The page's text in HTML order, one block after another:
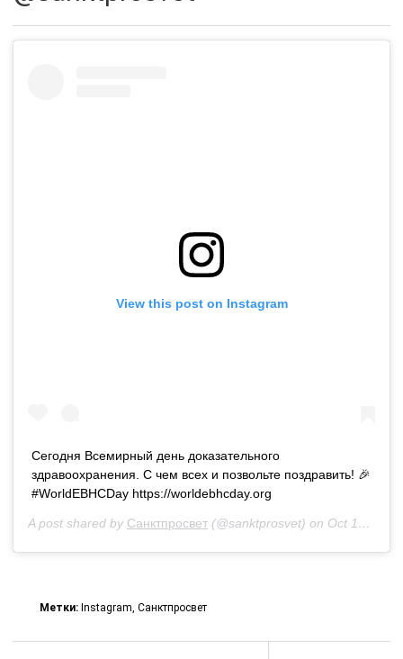
View this post on Instagram
Сегодня Всемирный день доказательного
здравоохранения. С чем всех и позвольте поздравить! 🎉
#WorldEBHCDay https://worldebhcday.org
A post shared by Санктпросвет (@sanktprosvet) on Oct 19, 2020 at 8:20pm PDT
Метки: Instagram Санктпросвет